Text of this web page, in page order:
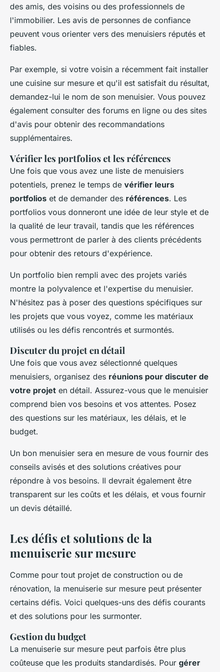
des amis, des voisins ou des professionnels de
l'immobilier. Les avis de personnes de confiance
peuvent vous orienter vers des menuisiers réputés et
fiables.
Par exemple, si votre voisin a récemment fait installer
une cuisine sur mesure et qu'il est satisfait du résultat,
demandez-lui le nom de son menuisier. Vous pouvez
également consulter des forums en ligne ou des sites
d'avis pour obtenir des recommandations
supplémentaires.
Vérifier les portfolios et les références
Une fois que vous avez une liste de menuisiers
potentiels, prenez le temps de vérifier leurs
portfolios et de demander des références. Les
portfolios vous donneront une idée de leur style et de
la qualité de leur travail, tandis que les références
vous permettront de parler à des clients précédents
pour obtenir des retours d'expérience.
Un portfolio bien rempli avec des projets variés
montre la polyvalence et l'expertise du menuisier.
N'hésitez pas à poser des questions spécifiques sur
les projets que vous voyez, comme les matériaux
utilisés ou les défis rencontrés et surmontés.
Discuter du projet en détail
Une fois que vous avez sélectionné quelques
menuisiers, organisez des réunions pour discuter de
votre projet en détail. Assurez-vous que le menuisier
comprend bien vos besoins et vos attentes. Posez
des questions sur les matériaux, les délais, et le
budget.
Un bon menuisier sera en mesure de vous fournir des
conseils avisés et des solutions créatives pour
répondre à vos besoins. Il devrait également être
transparent sur les coûts et les délais, et vous fournir
un devis détaillé.
Les défis et solutions de la
menuiserie sur mesure
Comme pour tout projet de construction ou de
rénovation, la menuiserie sur mesure peut présenter
certains défis. Voici quelques-uns des défis courants
et des solutions pour les surmonter.
Gestion du budget
La menuiserie sur mesure peut parfois être plus
coûteuse que les produits standardisés. Pour gérer